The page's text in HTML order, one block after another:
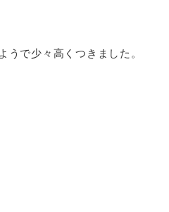
うで少々高くつきました。